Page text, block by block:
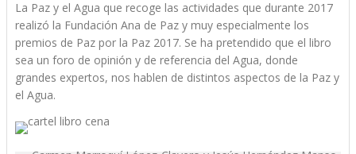
La Paz y el Agua que recoge las actividades que durante 2017
realizó la Fundación Ana de Paz y muy especialmente los
premios de Paz por la Paz 2017. Se ha pretendido que el libro
sea un foro de opinión y de referencia del Agua, donde
grandes expertos, nos hablen de distintos aspectos de la Paz y
el Agua.